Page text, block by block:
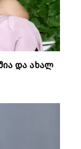
და ახალ